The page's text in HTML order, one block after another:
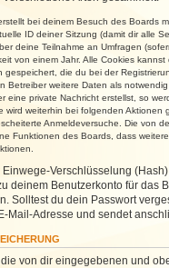
bei deinem Besuch des Boards
ID deiner Sitzung (damit dir alle
deine Teilnahme an Umfragen
von einem Jahr. Alle Cookies
gespeichert, die du bei der
Betreiber weitere Daten als
eine private Nachricht erstellst, so
wird weiterhin bei folgenden
Anmeldeversuche. Die von
Funktionen des Boards, dass
Verschlüsselung
deinem Benutzerkonto für das
Solltest du dein Passwort
Mail-Adresse und sendet
von dir eingegebenen und